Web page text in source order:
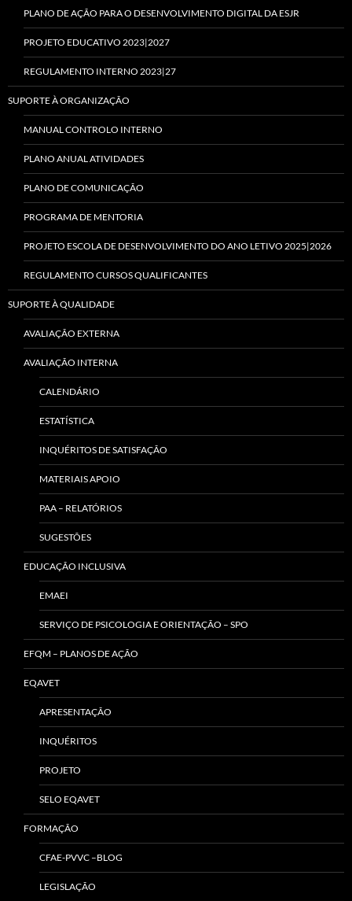
PLANO DE AÇÃO PARA O DESENVOLVIMENTO DIGITAL DA ESJR
PROJETO EDUCATIVO 2023|2027
REGULAMENTO INTERNO 2023|27
SUPORTE À ORGANIZAÇÃO
MANUAL CONTROLO INTERNO
PLANO ANUAL ATIVIDADES
PLANO DE COMUNICAÇÃO
PROGRAMA DE MENTORIA
PROJETO ESCOLA DE DESENVOLVIMENTO DO ANO LETIVO 2025|2026
REGULAMENTO CURSOS QUALIFICANTES
SUPORTE À QUALIDADE
AVALIAÇÃO EXTERNA
AVALIAÇÃO INTERNA
CALENDÁRIO
ESTATÍSTICA
INQUÉRITOS DE SATISFAÇÃO
MATERIAIS APOIO
PAA – RELATÓRIOS
SUGESTÕES
EDUCAÇÃO INCLUSIVA
EMAEI
SERVIÇO DE PSICOLOGIA E ORIENTAÇÃO – SPO
EFQM – PLANOS DE AÇÃO
EQAVET
APRESENTAÇÃO
INQUÉRITOS
PROJETO
SELO EQAVET
FORMAÇÃO
CFAE-PVVC –BLOG
LEGISLAÇÃO